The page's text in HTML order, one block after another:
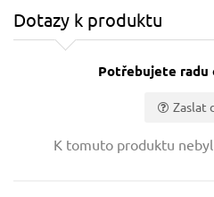
Dotazy k produktu
Potřebujete radu
Zaslat
K tomuto produktu